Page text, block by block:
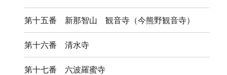
第十五番 新那智山 観音寺（今熊野観音寺）
第十六番 清水寺
第十七番 六波羅蜜寺